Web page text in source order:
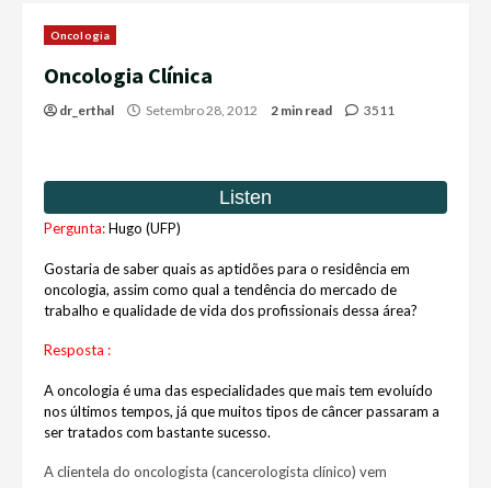
Oncologia
Oncologia Clínica
dr_erthal Setembro 28, 2012 2 min read 3511
Pergunta:Hugo (UFP)
Gostaria de saber quais as aptidões para o residência em
oncologia, assim como qual a tendência do mercado de
trabalho e qualidade de vida dos profissionais dessa área?
Resposta :
A oncologia é uma das especialidades que mais tem evoluído
nos últimos tempos, já que muitos tipos de câncer passaram a
ser tratados com bastante sucesso.
A clientela do oncologista (cancerologista clínico) vem